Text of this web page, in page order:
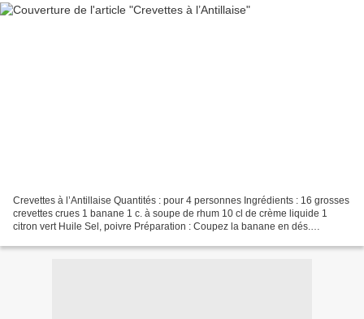
Crevettes à l’Antillaise Quantités : pour 4 personnes Ingrédients : 16 grosses
crevettes crues 1 banane 1 c. à soupe de rhum 10 cl de crème liquide 1
citron vert Huile Sel, poivre Préparation : Coupez la banane en dés.